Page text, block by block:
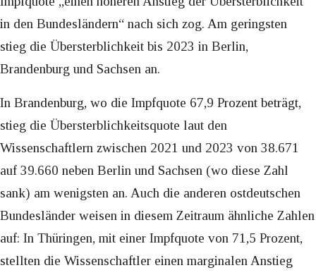
in den Bundesländern“ nach sich zog. Am geringsten
stieg die Übersterblichkeit bis 2023 in Berlin,
Brandenburg und Sachsen an.
In Brandenburg, wo die Impfquote 67,9 Prozent beträgt,
stieg die Übersterblichkeitsquote laut den
Wissenschaftlern zwischen 2021 und 2023 von 38.671
auf 39.660 neben Berlin und Sachsen (wo diese Zahl
sank) am wenigsten an. Auch die anderen ostdeutschen
Bundesländer weisen in diesem Zeitraum ähnliche Zahlen
auf: In Thüringen, mit einer Impfquote von 71,5 Prozent,
stellten die Wissenschaftler einen marginalen Anstieg